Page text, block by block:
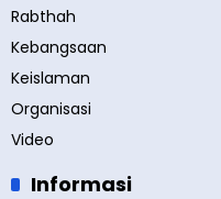
Rabthah
Kebangsaan
Keislaman
Organisasi
Video
Informasi